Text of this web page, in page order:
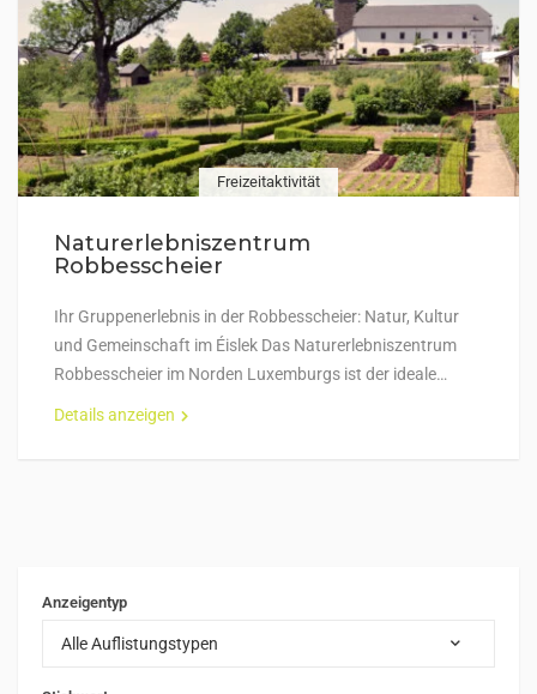
Freizeitaktivität
Naturerlebniszentrum
Robbesscheier
Ihr Gruppenerlebnis in der Robbesscheier: Natur, Kultur
und Gemeinschaft im Éislek Das Naturerlebniszentrum
Robbesscheier im Norden Luxemburgs ist der ideale…
Details anzeigen
Anzeigentyp
Alle Auflistungstypen